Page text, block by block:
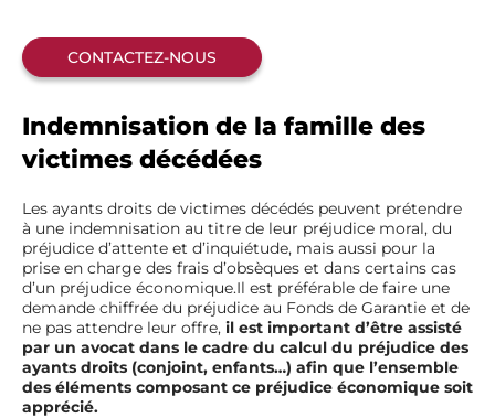
CONTACTEZ-NOUS
Indemnisation de la famille des
victimes décédées
Les ayants droits de victimes décédés peuvent prétendre
à une indemnisation au titre de leur préjudice moral, du
préjudice d’attente et d’inquiétude, mais aussi pour la
prise en charge des frais d’obsèques et dans certains cas
d’un préjudice économique.Il est préférable de faire une
demande chiffrée du préjudice au Fonds de Garantie et de
ne pas attendre leur offre, il est important d’être assisté
par un avocat dans le cadre du calcul du préjudice des
ayants droits (conjoint, enfants…) afin que l’ensemble
des éléments composant ce préjudice économique soit
apprécié.